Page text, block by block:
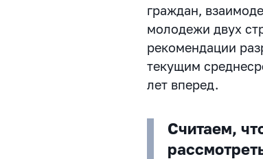
граждан,
молодежи двух
рекомендации
текущим
лет вперед.
Считаем,